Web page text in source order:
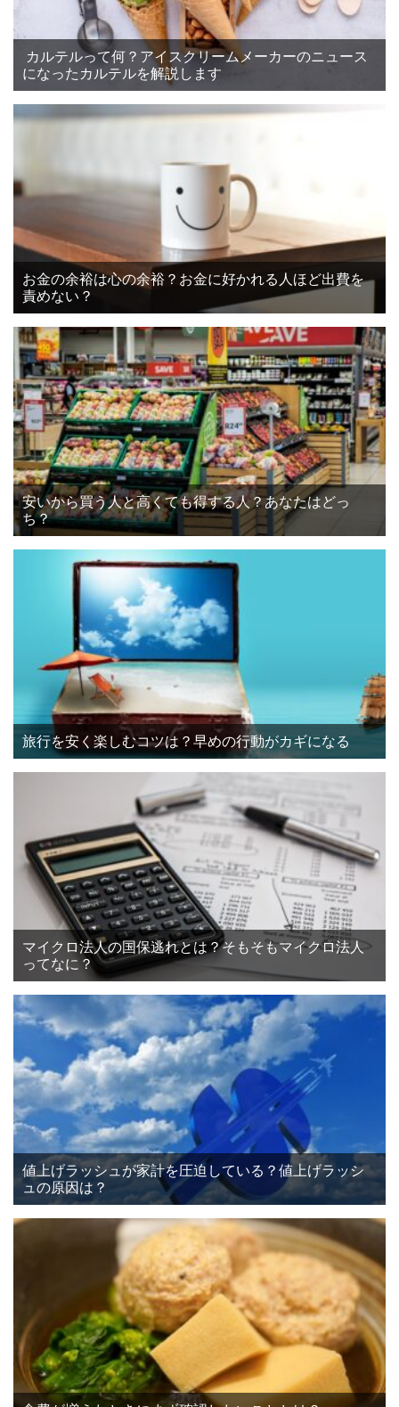
カルテルって何？アイスクリームメーカーのニュース
になったカルテルを解説します
お金の余裕は心の余裕？お金に好かれる人ほど出費を
責めない？
安いから買う人と高くても得する人？あなたはどっ
ち？
旅行を安く楽しむコツは？早めの行動がカギになる
マイクロ法人の国保逃れとは？そもそもマイクロ法人
ってなに？
値上げラッシュが家計を圧迫している？値上げラッシ
ュの原因は？